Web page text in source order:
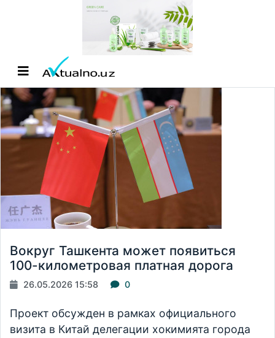
Вокруг Ташкента может появиться
100-километровая платная дорога
26.05.2026 15:58 0
Проект обсужден в рамках официального
визита в Китай делегации хокимията города